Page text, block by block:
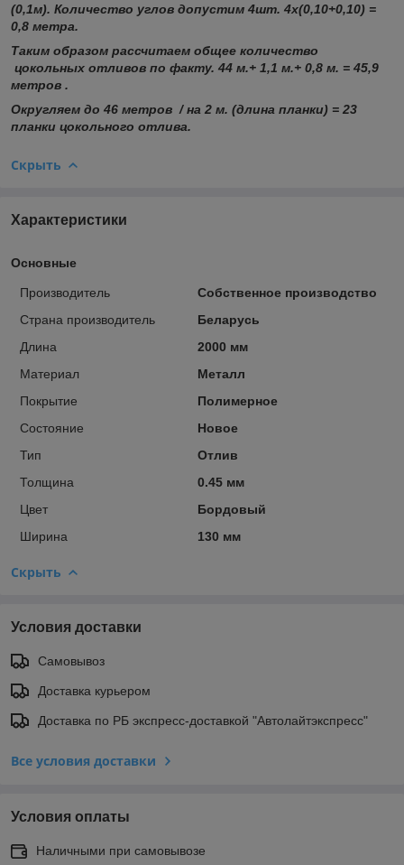
(0,1м). Количество углов допустим 4шт. 4х(0,10+0,10) =
0,8 метра.
Таким образом рассчитаем общее количество
цокольных отливов по факту. 44 м.+ 1,1 м.+ 0,8 м. = 45,9
метров .
Округляем до 46 метров / на 2 м. (длина планки) = 23
планки цокольного отлива.
Скрыть
Характеристики
Основные
Производитель
Собственное производство
Страна производитель
Беларусь
Длина
2000 мм
Материал
Металл
Покрытие
Полимерное
Состояние
Новое
Тип
Отлив
Толщина
0.45 мм
Цвет
Бордовый
Ширина
130 мм
Скрыть
Условия доставки
Самовывоз
Доставка курьером
Доставка по РБ экспресс-доставкой "Автолайтэкспресс"
Все условия доставки
Условия оплаты
Наличными при самовывозе